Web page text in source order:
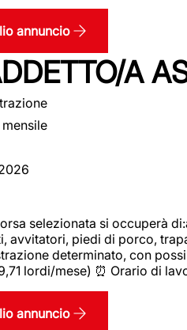
annuncio
A
mensile
selezionata si occuperà
avvitatori, piedi di porco,
determinato, con
lordi/mese) ⏰ Orario di
annuncio